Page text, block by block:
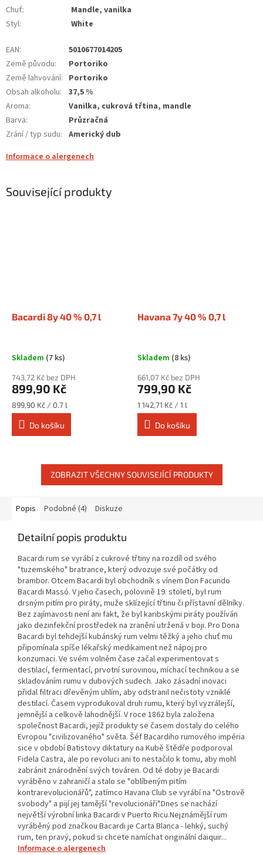
Chuť:
Mandle, vanilka
Styl: White
EAN:
5010677014205
Země původu:
Portoriko
Země lahvování: Portoriko
Obsah alkoholu:
37,5 %
Aroma:
Vanilka, cukrová třtina, mandle
Barva:
Průzračná
Zrání / typ sudu: Americký dub
Informace o alergenech
Související produkty
Bacardi 8y 40 % 0,7 l
Skladem (7 ks)
743,72 Kč bez DPH
899,90 Kč
Měrná
cena:
899,90 Kč / 0.7 l
Do košíku
Havana 7y 40 % 0,7 l
Skladem (8 ks)
661,07 Kč bez DPH
799,90 Kč
Měrná
cena:
1 142,71 Kč / 1 l
Do košíku
ZOBRAZIT VŠECHNY SOUVISEJÍCÍ PRODUKTY
Popis Podobné (4) Diskuze
Detailní popis produktu
Bacardi rum se vyrábí z cukrové třtiny na rozdíl od svého
"tuzemského" bratrance, který odvozuje své počátky od
brambor. Otcem Bacardi byl obchodník s vínem Don Facundo
Bacardi Massó. V jeho časech, polovině 19. století, byl rum
drsným pitím pro piráty, muže sklízející třtinu či přístavní dělníky.
Bez zajímavosti není ani fakt, že byl karibskými piráty používán
jako dezinfekční prostředek na zranění utržená v boji. Pro Dona
Bacardi byl tehdejší kubánský rum velmi těžký a jeho chuť mu
připomínala spíše lékařský medikament než nápoj pro
konzumaci. Ve svém volném čase začal experimentovat s
destilací, fermentací, prvotní surovinou, míchací technikou a se
skladováním rumu v dubových sudech. Jako zásadní inovaci
přidal filtraci dřevěným uhlím, aby odstranil nečistoty vzniklé
destilací. Časem vyprodukoval druh rumu, který byl vyzrálejší,
jemnější a celkově lahodnější. V roce 1862 byla založena
společnost Bacardi, jejíž produkty se časem dostaly do celého
Evropou "civilizovaného" světa. Šéf Bacardiho rumového impéria
sice v období Batistovy diktatury na Kubě štědře podporoval
Fidela Castra, ale po revoluci ani to nestačilo k tomu, aby mohl
zabránit znárodnění svých továren. Od té doby je Bacardi
vyráběno v zahraničí a stalo se "oblíbeným pitím
kontrarevolucionářů", zatímco Havana Club se vyrábí na "Ostrově
svobody" a pijí jej tamější "revolucionáři".Dnes se nachází
největší výrobní linka Bacardi v Puerto Ricu.Nejznámější rum
vyráběný pod značkou Bacardi je Carta Blanca - lehký, suchý
rum, ten pravý, pokud si chcete namíchat originální daiquir...
Informace o alergenech